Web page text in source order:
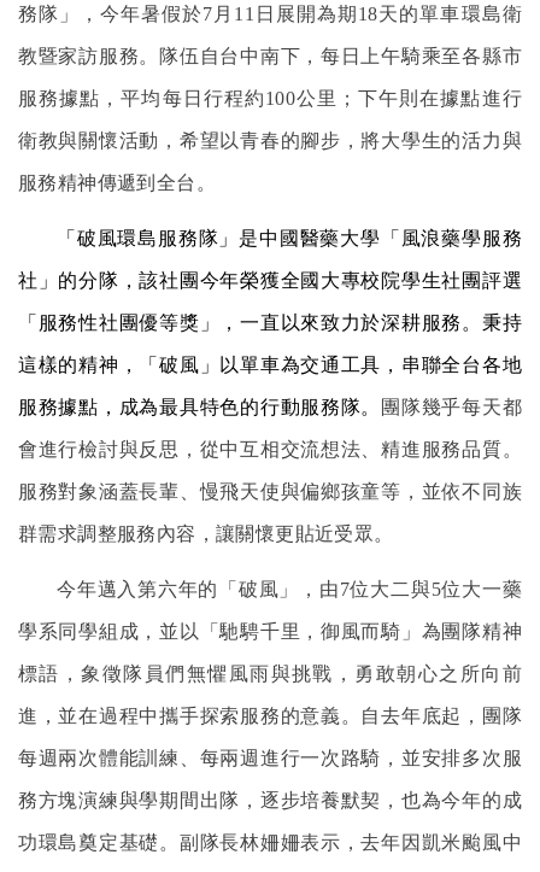
務隊」，今年暑假於7月11日展開為期18天的單車環島衛
教暨家訪服務。隊伍自台中南下，每日上午騎乘至各縣市
服務據點，平均每日行程約100公里；下午則在據點進行
衛教與關懷活動，希望以青春的腳步，將大學生的活力與
服務精神傳遞到全台。
「破風環島服務隊」是中國醫藥大學「風浪藥學服務
社」的分隊，該社團今年榮獲全國大專校院學生社團評選
「服務性社團優等獎」，一直以來致力於深耕服務。秉持
這樣的精神，「破風」以單車為交通工具，串聯全台各地
服務據點，成為最具特色的行動服務隊。 團隊幾乎每天都
會進行檢討與反思，從中互相交流想法、精進服務品質。
服務對象涵蓋長輩、慢飛天使與偏鄉孩童等，並依不同族
群需求調整服務內容，讓關懷更貼近受眾。
今年邁入第六年的「破風」，由7位大二與5位大一藥
學系同學組成，並以「馳騁千里，御風而騎」為團隊精神
標語，象徵隊員們無懼風雨與挑戰，勇敢朝心之所向前
進，並在過程中攜手探索服務的意義。自去年底起，團隊
每週兩次體能訓練、每兩週進行一次路騎，並安排多次服
務方塊演練與學期間出隊，逐步培養默契，也為今年的成
功環島奠定基礎。副隊長林姍姍表示，去年因凱米颱風中